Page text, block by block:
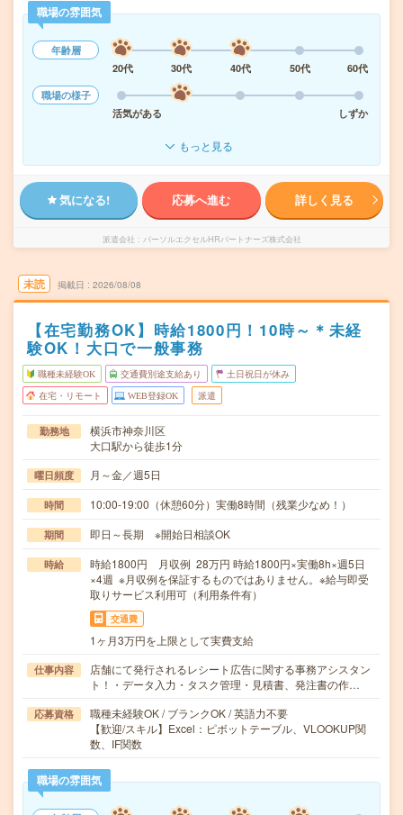
職場の雰囲気
年齢層
20代
30代 40代 50代
60代
職場の様子
活気がある
しずか
もっと見る
気になる! 応募へ進む 詳しく見る
派遣会社 パーソルエクセルHRパートナーズ株式会社
未読 掲載日 2026/08/08
【在宅勤務OK】時給1800円！10時～＊未経
験OK！大口で一般事務
職種未経験OK 交通費別途支給あり 土日祝日が休み
在宅・リモート WEB登録OK 派遣
勤務地
横浜市神奈川区
大口駅から徒歩1分
曜日頻度 月～金／週5日
時間 10:00-19:00（休憩60分）実働8時間（残業少なめ！）
期間 即日～長期 ※開始日相談OK
時給
時給1800円 月収例 28万円 時給1800円×実働8h×週5日
×4週 ※月収例を保証するものではありません。※給与即受
取りサービス利用可（利用条件有）
交通費
1ヶ月3万円を上限として実費支給
仕事内容
店舗にて発行されるレシート広告に関する事務アシスタン
ト！・データ入力・タスク管理・見積書、発注書の作…
応募資格
職種未経験OK / ブランクOK / 英語力不要
【歓迎/スキル】Excel：ピボットテーブル、VLOOKUP関
数、IF関数
職場の雰囲気